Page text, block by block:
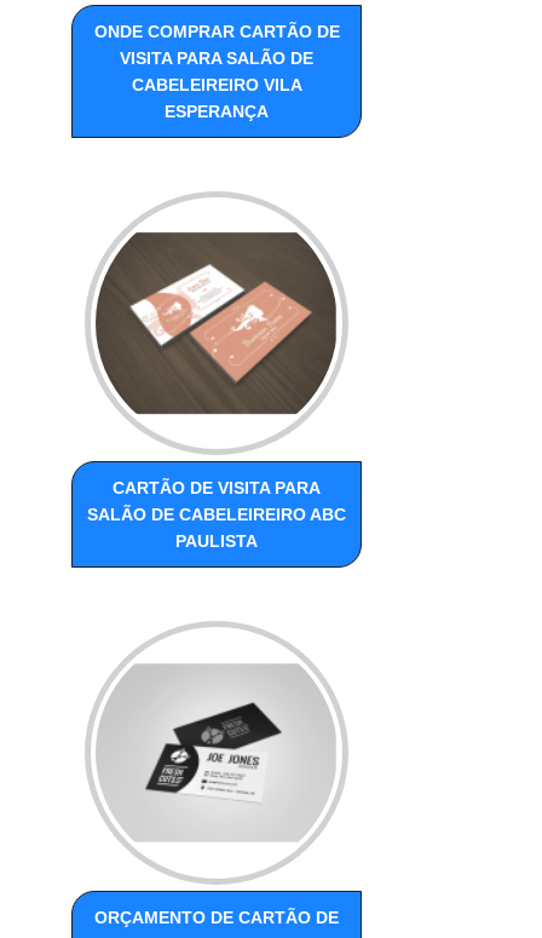
ONDE COMPRAR CARTÃO DE
VISITA PARA SALÃO DE
CABELEIREIRO VILA
ESPERANÇA
CARTÃO DE VISITA PARA
SALÃO DE CABELEIREIRO ABC
PAULISTA
ORÇAMENTO DE CARTÃO DE